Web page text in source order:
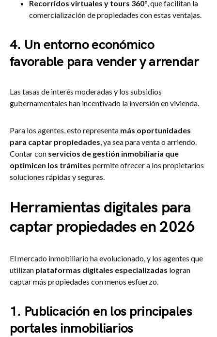
Recorridos virtuales y tours 360°, que facilitan la
comercialización de propiedades con estas ventajas.
4. Un entorno económico
favorable para vender y arrendar
Las tasas de interés moderadas y los subsidios
gubernamentales han incentivado la inversión en vivienda​.
Para los agentes, esto representa más oportunidades
para captar propiedades, ya sea para venta o arriendo.
Contar con servicios de gestión inmobiliaria que
optimicen los trámites permite ofrecer a los propietarios
soluciones rápidas y seguras.
Herramientas digitales para
captar propiedades en 2026
El mercado inmobiliario ha evolucionado, y los agentes que
utilizan plataformas digitales especializadas logran
captar más propiedades con menos esfuerzo.
1. Publicación en los principales
portales inmobiliarios